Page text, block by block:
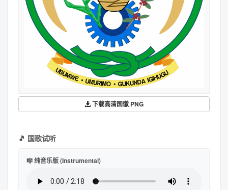
下载高清国徽 PNG
🎵 国歌试听
🎼 纯音乐版 (Instrumental)